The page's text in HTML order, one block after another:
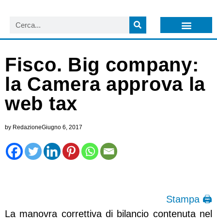
Fisco. Big company:
la Camera approva la
web tax
by RedazioneGiugno 6, 2017
Stampa 🖨
La manovra correttiva di bilancio contenuta nel